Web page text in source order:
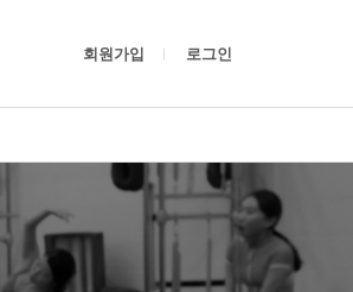
회원가입 로그인